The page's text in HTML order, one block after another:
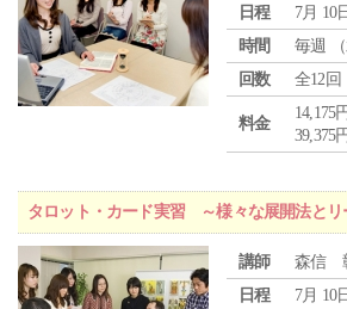
日程
7月 10
時間
毎週 （
回数
全12回
料金
14,175
39,375
タロット・カード実習 ～様々な展開法とリ
講師
森信
日程
7月 10